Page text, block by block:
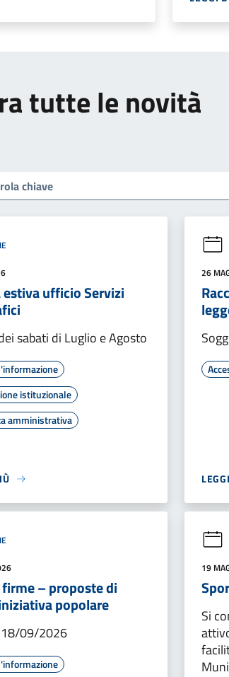
tutte le novità
estiva ufficio Servizi
sabati di Luglio e Agosto
istituzionale
amministrativa
26
– proposte di
popolare
18/09/2026
19
Si